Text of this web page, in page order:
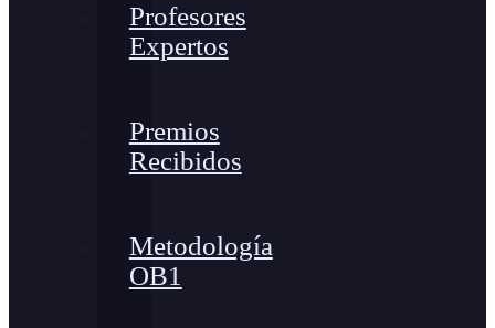
Profesores
Expertos
Premios
Recibidos
Metodología
OB1